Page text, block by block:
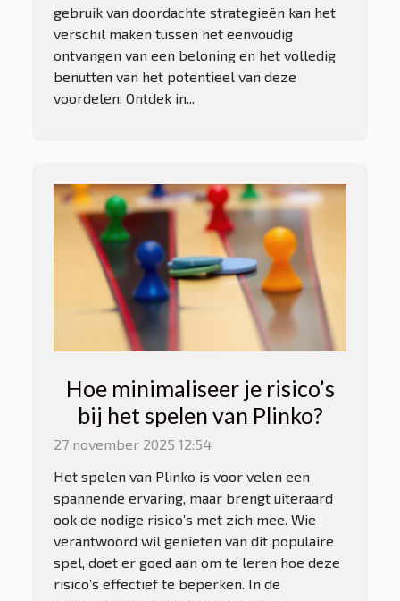
gebruik van doordachte strategieën kan het
verschil maken tussen het eenvoudig
ontvangen van een beloning en het volledig
benutten van het potentieel van deze
voordelen. Ontdek in...
Hoe minimaliseer je risico’s
bij het spelen van Plinko?
27 november 2025 12:54
Het spelen van Plinko is voor velen een
spannende ervaring, maar brengt uiteraard
ook de nodige risico’s met zich mee. Wie
verantwoord wil genieten van dit populaire
spel, doet er goed aan om te leren hoe deze
risico’s effectief te beperken. In de